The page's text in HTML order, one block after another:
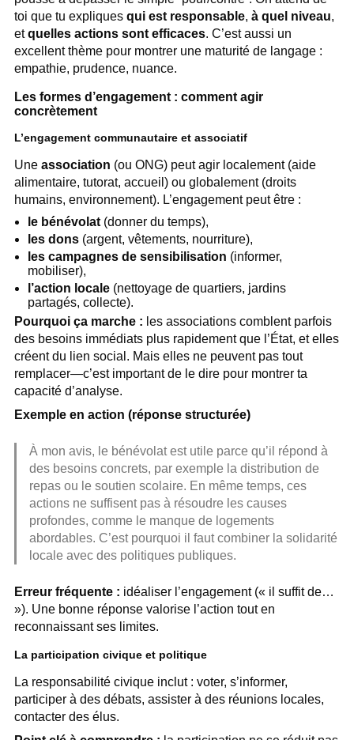
toi que tu expliques qui est responsable, à quel niveau,
etquelles actions sont efficaces. C’est aussi un
excellent thème pour montrer une maturité de langage :
empathie, prudence, nuance.
Les formes d’engagement : comment agir
concrètement
L’engagement communautaire et associatif
Une association (ou ONG) peut agir localement (aide
alimentaire, tutorat, accueil) ou globalement (droits
humains, environnement). L’engagement peut être :
le bénévolat (donner du temps),
les dons (argent, vêtements, nourriture),
les campagnes de sensibilisation (informer,
mobiliser),
l’action locale (nettoyage de quartiers, jardins
partagés, collecte).
Pourquoi ça marche : les associations comblent parfois
des besoins immédiats plus rapidement que l’État, et elles
créent du lien social. Mais elles ne peuvent pas tout
remplacer—c’est important de le dire pour montrer ta
capacité d’analyse.
Exemple en action (réponse structurée)
À mon avis, le bénévolat est utile parce qu’il répond à
des besoins concrets, par exemple la distribution de
repas ou le soutien scolaire. En même temps, ces
actions ne suffisent pas à résoudre les causes
profondes, comme le manque de logements
abordables. C’est pourquoi il faut combiner la solidarité
locale avec des politiques publiques.
Erreur fréquente : idéaliser l’engagement (« il suffit de…
»). Une bonne réponse valorise l’action tout en
reconnaissant ses limites.
La participation civique et politique
La responsabilité civique inclut : voter, s’informer,
participer à des débats, assister à des réunions locales,
contacter des élus.